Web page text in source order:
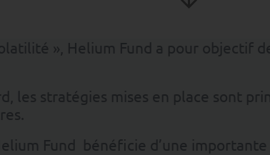
», Helium Fund a pour objectif
les stratégies mises en place sont
Fund bénéficie d’une